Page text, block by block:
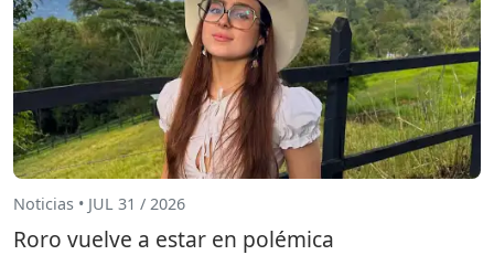
Noticias • JUL 31 / 2026
Roro vuelve a estar en polémica